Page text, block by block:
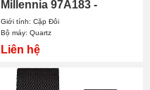
Millennia 97A183 -
97L175
Giới tính: Cặp Đôi
Bộ máy: Quartz
Liên hệ